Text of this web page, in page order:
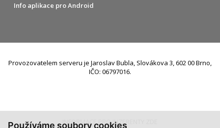
Používáme soubory cookies
Info aplikace pro Android
Provozovatelem serveru je Jaroslav Bubla, Slovákova 3, 602 00 Brno,
IČO: 06797016.
INFORMACE PRO INZERENTY ZDE